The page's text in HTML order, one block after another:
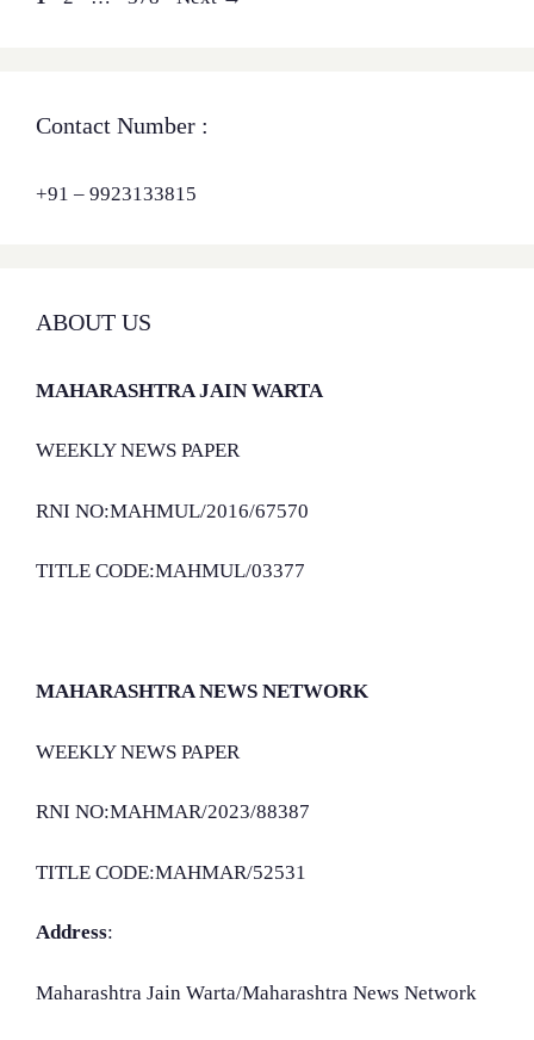
Contact Number :
+91 – 9923133815
ABOUT US
MAHARASHTRA JAIN WARTA
WEEKLY NEWS PAPER
RNI NO:MAHMUL/2016/67570
TITLE CODE:MAHMUL/03377
MAHARASHTRA NEWS NETWORK
WEEKLY NEWS PAPER
RNI NO:MAHMAR/2023/88387
TITLE CODE:MAHMAR/52531
Address:
Maharashtra Jain Warta/Maharashtra News Network